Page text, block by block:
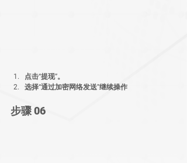
点击“提现”。
选择“通过加密网络发送”继续操作
步骤 06